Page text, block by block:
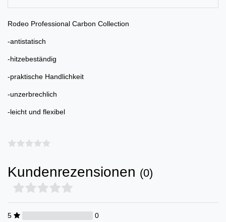
Rodeo Professional Carbon Collection
-antistatisch
-hitzebeständig
-praktische Handlichkeit
-unzerbrechlich
-leicht und flexibel
Kundenrezensionen (0)
5
0